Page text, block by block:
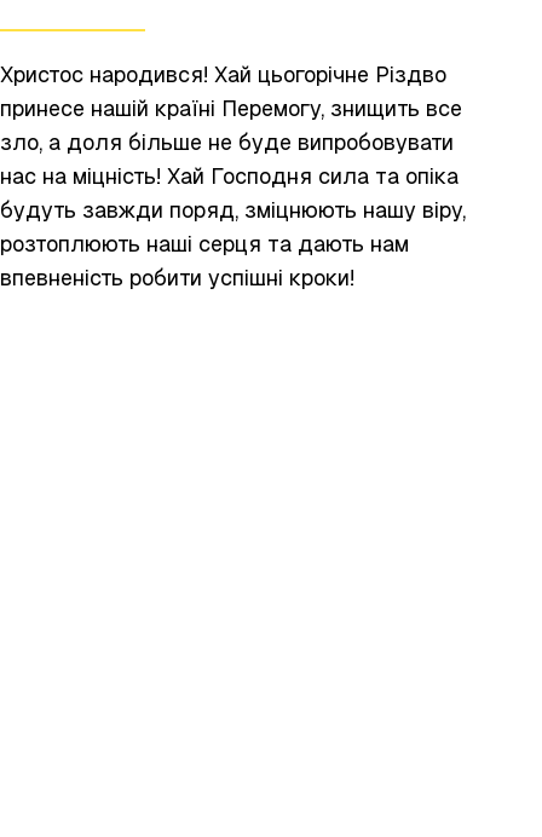
Христос народився! Хай цьогорічне Різдво
принесе нашій країні Перемогу, знищить все
зло, а доля більше не буде випробовувати
нас на міцність! Хай Господня сила та опіка
будуть завжди поряд, зміцнюють нашу віру,
розтоплюють наші серця та дають нам
впевненість робити успішні кроки!